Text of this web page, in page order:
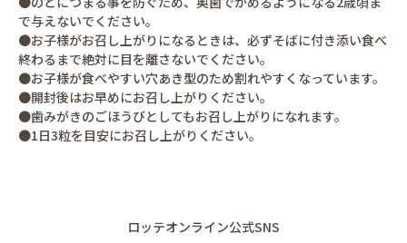
で与えないでください。
●お子様がお召し上がりになるときは、必ずそばに付き添い食べ
終わるまで絶対に目を離さないでください。
●お子様が食べやすい穴あき型のため割れやすくなっています。
●開封後はお早めにお召し上がりください。
●歯みがきのごほうびとしてもお召し上がりになれます。
●1日3粒を目安にお召し上がりください。
ロッテオンライン公式SNS